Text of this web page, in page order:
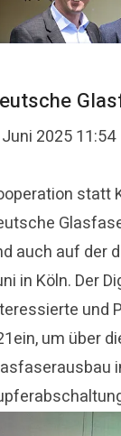
2025 11:54
statt
auch auf der
in Köln. Der
und
um über